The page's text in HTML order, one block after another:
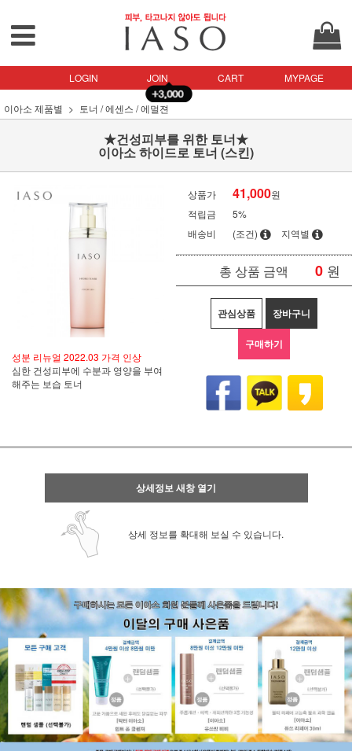
LOGIN JOIN CART MYPAGE
이아소 제품별 토너 / 에센스 / 에멀젼
★건성피부를 위한 토너★
이아소 하이드로 토너 (스킨)
성분 리뉴얼 2022.03 가격 인상
심한 건성피부에 수분과 영양을 부여
해주는 보습 토너
상품가 41,000원
적립금
5%
배송비
(조건) 지역별
총 상품 금액 0 원
관심상품 장바구니
구매하기
상세정보 새창 열기
상세 정보를 확대해 보실 수 있습니다.